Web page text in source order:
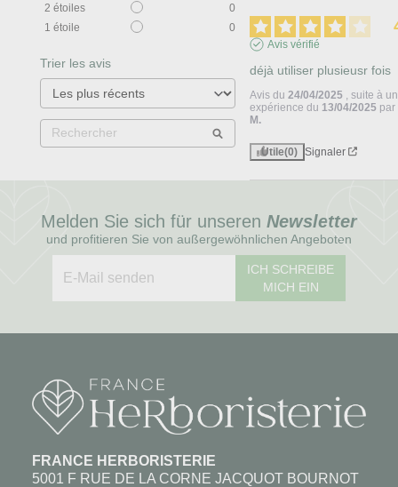
2 étoiles
0
1 étoile 0
Trier les avis
Avis vérifié
déjà utiliser plusieusr fois
Avis du24/04/2025
, suite à
expérience du 13/04/2025 par
M.
Utile(0) Signaler
Melden Sie sich für unseren Newsletter
und profitieren Sie von außergewöhnlichen Angeboten
ICH SCHREIBE
MICH EIN
FRANCE HERBORISTERIE
5001 F RUE DE LA CORNE JACQUOT BOURNOT